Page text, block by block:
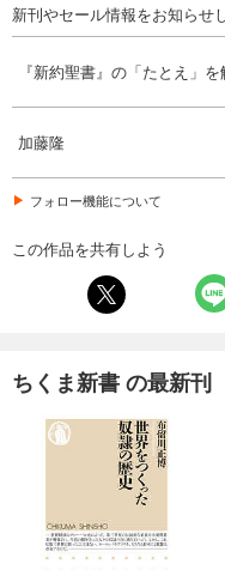
新刊やセール情報をお知らせ
『新約聖書』の「たとえ」を
加藤隆
フォロー機能について
この作品を共有しよう
ちくま新書 の最新刊